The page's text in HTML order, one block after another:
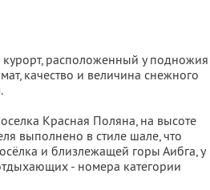
расположенный у подножия
качество и величина снежного
Красная Поляна, на высоте
выполнено в стиле шале, что
и близлежащей горы Аибга, у
- номера категории